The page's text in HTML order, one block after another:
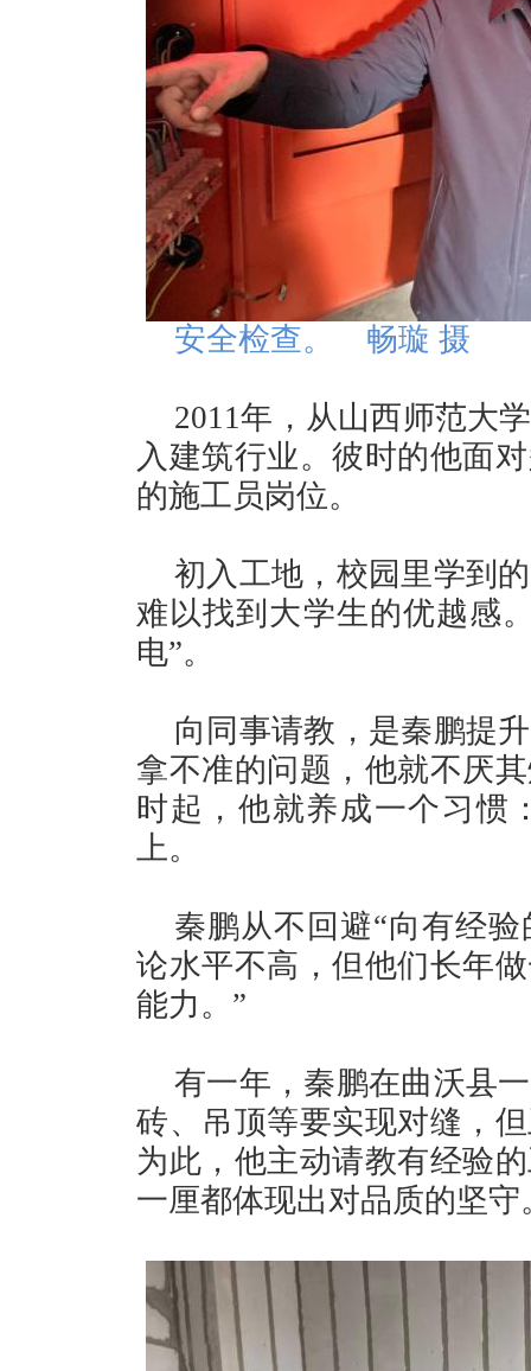
安全检查。 畅璇 摄
2011年，从山西师范大
入建筑行业。彼时的他面
的施工员岗位。
初入工地，校园里学到
难以找到大学生的优越感
电”。
向同事请教，是秦鹏提
拿不准的问题，他就不厌
时起，他就养成一个习惯
上。
秦鹏从不回避“向有经
论水平不高，但他们长年
能力。”
有一年，秦鹏在曲沃县
砖、吊顶等要实现对缝，
为此，他主动请教有经验
一厘都体现出对品质的坚守